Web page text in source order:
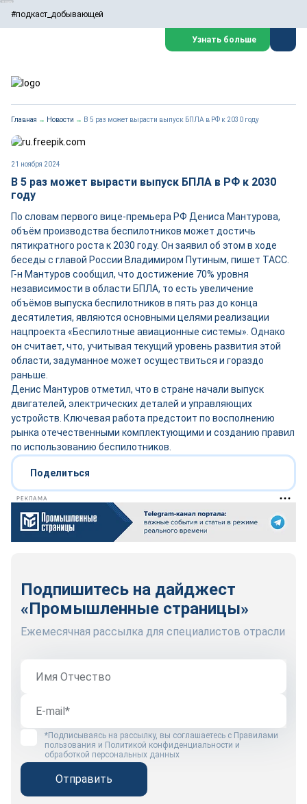
#подкаст_добывающей
Узнать больше
Главная → Новости → В 5 раз может вырасти выпуск БПЛА в РФ к 2030 году
21 ноября 2024
В 5 раз может вырасти выпуск БПЛА в РФ к 2030
году
По словам первого вице-премьера РФ Дениса Мантурова,
объём производства беспилотников может достичь
пятикратного роста к 2030 году. Он заявил об этом в ходе
беседы с главой России Владимиром Путиным, пишет ТАСС.
Г-н Мантуров сообщил, что достижение 70% уровня
независимости в области БПЛА, то есть увеличение
объёмов выпуска беспилотников в пять раз до конца
десятилетия, являются основными целями реализации
нацпроекта «Беспилотные авиационные системы». Однако
он считает, что, учитывая текущий уровень развития этой
области, задуманное может осуществиться и гораздо
раньше.
Денис Мантуров отметил, что в стране начали выпуск
двигателей, электрических деталей и управляющих
устройств. Ключевая работа предстоит по восполнению
рынка отечественными комплектующими и созданию правил
по использованию беспилотников.
Поделиться
РЕКЛАМА
Подпишитесь на дайджест
«Промышленные страницы»
Ежемесячная рассылка для специалистов отрасли
*Подписываясь на рассылку, вы соглашаетесь с Правилами
пользования и Политикой конфиденциальности и
обработкой персональных данных
Отправить